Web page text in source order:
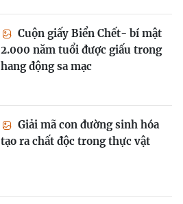
Cuộn giấy Biển Chết- bí mật
2.000 năm tuổi được giấu trong
hang động sa mạc
Giải mã con đường sinh hóa
tạo ra chất độc trong thực vật